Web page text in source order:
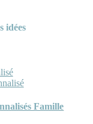
idées
Famille